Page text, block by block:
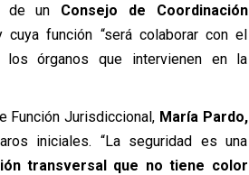
de un Consejo de Coordinación
función “será colaborar con el
órganos que intervienen en la
Función Jurisdiccional, María Pardo,
iniciales. “La seguridad es una
transversal que no tiene color